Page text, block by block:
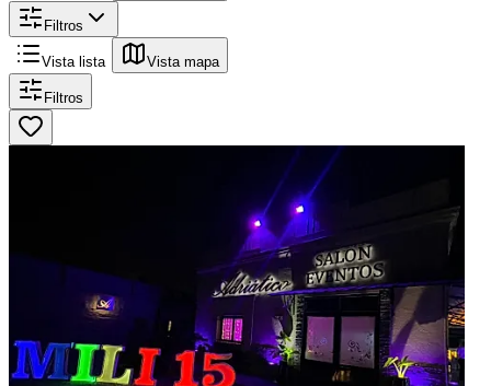
Filtros
Vista lista Vista mapa
Filtros